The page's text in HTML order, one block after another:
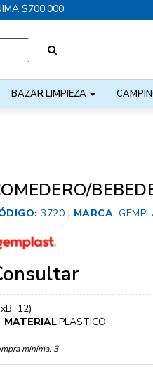
$700.000
BAZAR LIMPIEZA
3720 | MARCA:
MATERIAL:PLASTICO
mínima: 3